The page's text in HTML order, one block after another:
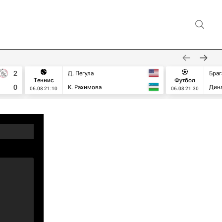
2
0
Теннис
06.08 21:10
Д. Пегула
К. Рахимова
Футбол
06.08 21:30